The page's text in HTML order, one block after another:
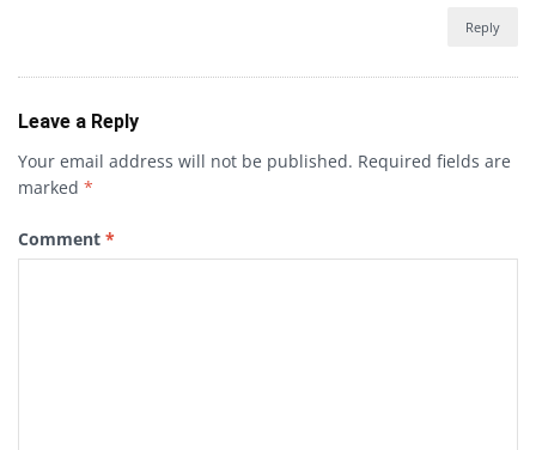
Reply
Leave a Reply
Your email address will not be published. Required fields are
marked *
Comment *